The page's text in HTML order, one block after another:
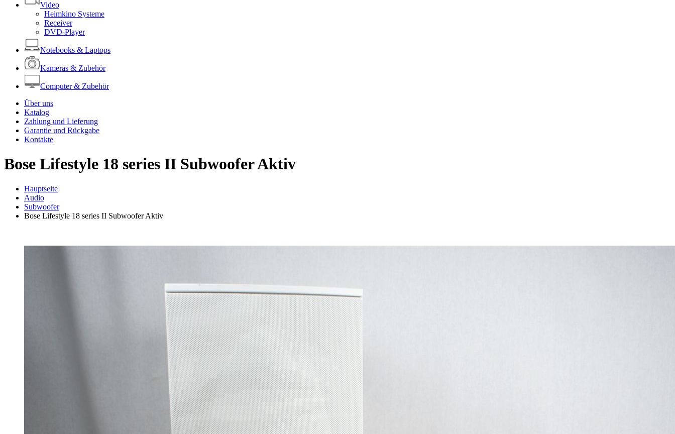
Video
Heimkino Systeme
Receiver
DVD-Player
Notebooks & Laptops
Kameras & Zubehör
Computer & Zubehör
Über uns
Katalog
Zahlung und Lieferung
Garantie und Rückgabe
Kontakte
Bose Lifestyle 18 series II Subwoofer Aktiv
Hauptseite
Audio
Subwoofer
Bose Lifestyle 18 series II Subwoofer Aktiv